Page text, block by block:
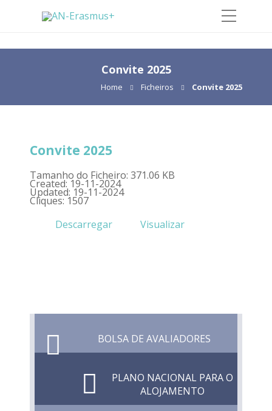
Convite 2025
Home Ficheiros Convite 2025
Convite 2025
Tamanho do Ficheiro: 371.06 KB
Created: 19-11-2024
Updated: 19-11-2024
Cliques: 1507
Descarregar
Visualizar
BOLSA DE AVALIADORES
PLANO NACIONAL PARA O
ALOJAMENTO